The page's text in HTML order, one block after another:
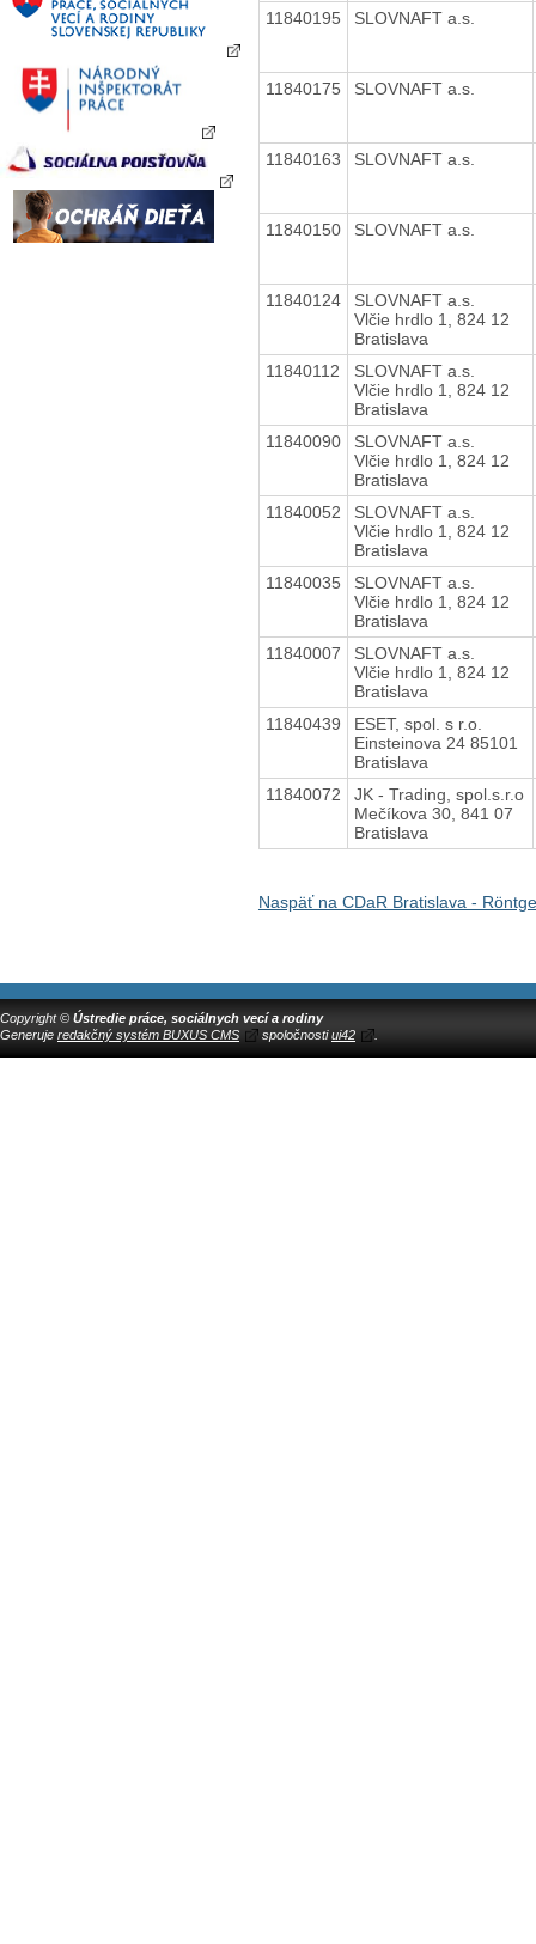
11840195 SLOVNAFT a.s.
11840175 SLOVNAFT a.s.
11840163 SLOVNAFT a.s.
11840150 SLOVNAFT a.s.
11840124
SLOVNAFT a.s.
Vlčie hrdlo 1, 824 12
Bratislava
11840112
SLOVNAFT a.s.
Vlčie hrdlo 1, 824 12
Bratislava
11840090
SLOVNAFT a.s.
Vlčie hrdlo 1, 824 12
Bratislava
11840052
SLOVNAFT a.s.
Vlčie hrdlo 1, 824 12
Bratislava
11840035
SLOVNAFT a.s.
Vlčie hrdlo 1, 824 12
Bratislava
11840007
SLOVNAFT a.s.
Vlčie hrdlo 1, 824 12
Bratislava
11840439
ESET, spol. s r.o.
Einsteinova 24 85101
Bratislava
11840072
JK - Trading, spol.s.r.o
Mečíkova 30, 841 07
Bratislava
Naspäť na CDaR Bratislava -
Copyright © Ústredie práce, sociálnych vecí a rodiny
Generuje redakčný systém BUXUS CMS spoločnostiui42